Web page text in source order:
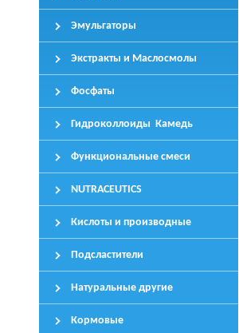
Эмульгаторы
Экстракты и Маслосмолы
Фосфаты
Гидроколлоиды Камедь
Функциональные смеси
NUTRACEUTICS
Кислоты и производные
Подсластители
Натуральные другие
Кормовые